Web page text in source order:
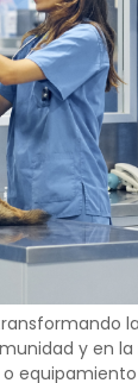
y en
equipamiento